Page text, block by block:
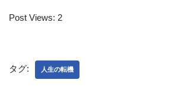
Post Views: 2
タグ: 人生の転機